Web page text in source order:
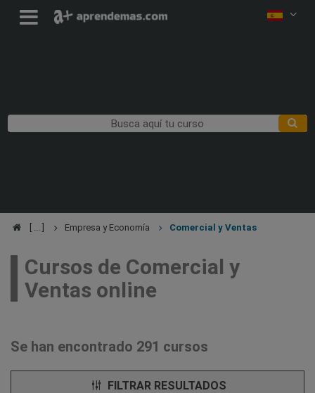
Empresa y Economía Comercial y Ventas
Cursos de Comercial y
Ventas online
Se han encontrado 291 cursos
FILTRAR RESULTADOS